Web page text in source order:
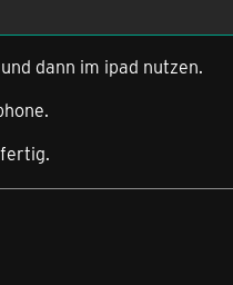
dann im ipad nutzen.